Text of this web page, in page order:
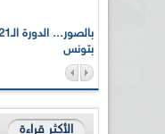
بتونس
الأكثر قراءة